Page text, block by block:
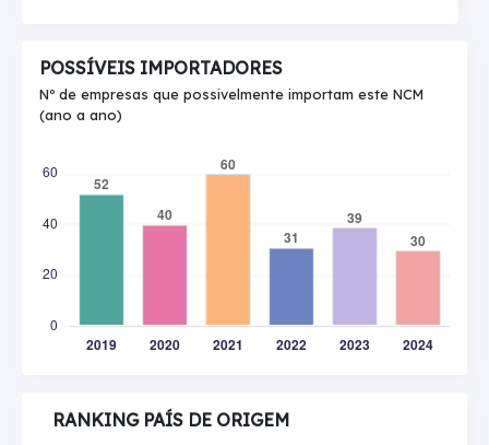
POSSÍVEIS IMPORTADORES
Nº de empresas que possivelmente importam este NCM
(ano a ano)
RANKING PAÍS DE ORIGEM